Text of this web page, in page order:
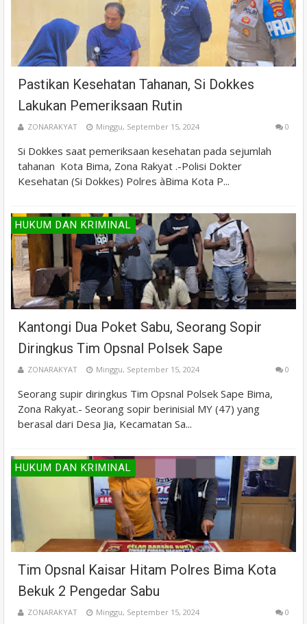
Pastikan Kesehatan Tahanan, Si Dokkes
Lakukan Pemeriksaan Rutin
ZONARAKYAT Minggu, September 15, 2024 0
Si Dokkes saat pemeriksaan kesehatan pada sejumlah
tahanan Kota Bima, Zona Rakyat .-Polisi Dokter
Kesehatan (Si Dokkes) Polres àBima Kota P...
HUKUM DAN KRIMINAL
Kantongi Dua Poket Sabu, Seorang Sopir
Diringkus Tim Opsnal Polsek Sape
ZONARAKYAT Minggu, September 15, 2024 0
Seorang supir diringkus Tim Opsnal Polsek Sape Bima,
Zona Rakyat.- Seorang sopir berinisial MY (47) yang
berasal dari Desa Jia, Kecamatan Sa...
HUKUM DAN KRIMINAL
Tim Opsnal Kaisar Hitam Polres Bima Kota
Bekuk 2 Pengedar Sabu
ZONARAKYAT Minggu, September 15, 2024 0